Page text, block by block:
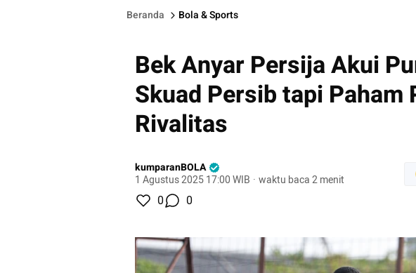
Beranda Bola & Sports
Bek Anyar Persija Akui
Skuad Persib tapi Paham
Rivalitas
kumparanBOLA
1 Agustus 2025 17:00 WIB · waktu baca 2 menit
0 0